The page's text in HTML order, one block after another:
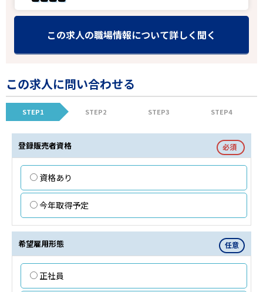
この求人の職場情報について詳しく聞く
この求人に問い合わせる
STEP1 STEP2 STEP3 STEP4
登録販売者資格 必須
資格あり
今年取得予定
希望雇用形態 任意
正社員